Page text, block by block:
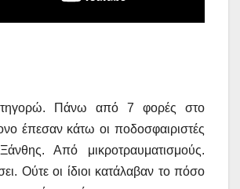
Πάνω από 7 φορές στο
έπεσαν κάτω οι ποδοσφαιριστές
Από μικροτραυματισμούς.
Ούτε οι ίδιοι κατάλαβαν το πόσο